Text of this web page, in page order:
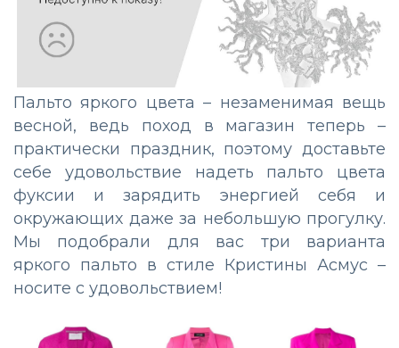
Пальто яркого цвета – незаменимая вещь
весной, ведь поход в магазин теперь –
практически праздник, поэтому доставьте
себе удовольствие надеть пальто цвета
фуксии и зарядить энергией себя и
окружающих даже за небольшую прогулку.
Мы подобрали для вас три варианта
яркого пальто в стиле Кристины Асмус –
носите с удовольствием!